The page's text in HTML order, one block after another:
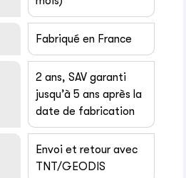
Fabriqué en France
2 ans, SAV garanti
jusqu’à 5 ans après la
date de fabrication
Envoi et retour avec
TNT/GEODIS